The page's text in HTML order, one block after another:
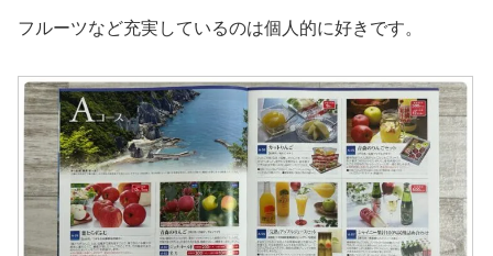
フルーツなど充実しているのは個人的に好きです。